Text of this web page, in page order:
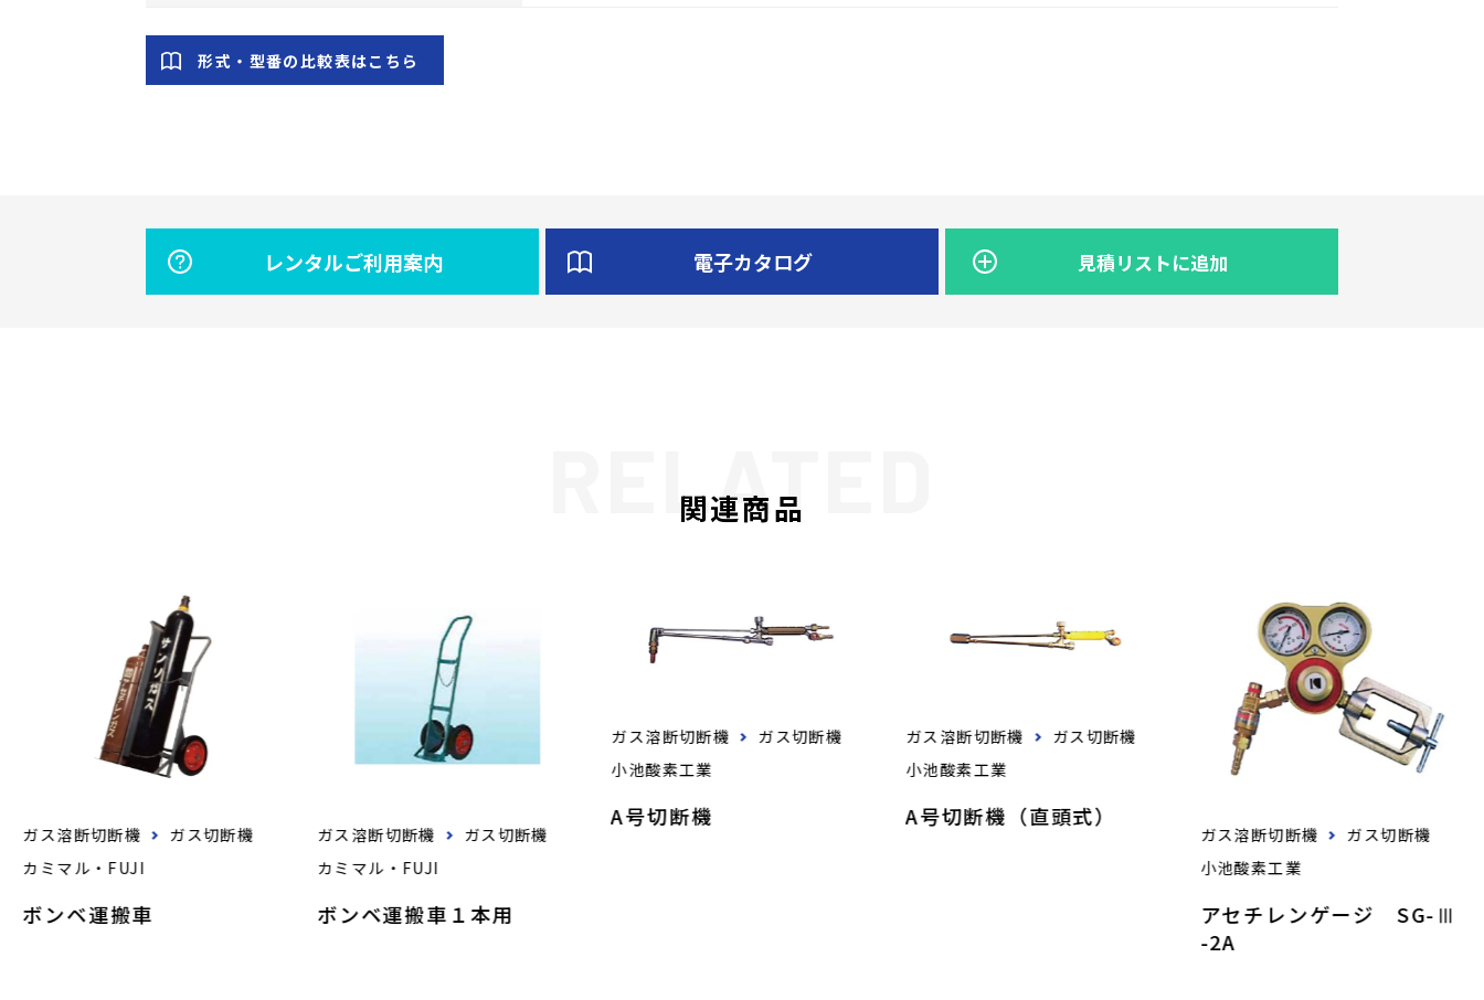
形式・型番の比較表はこちら
レンタルご利用案内 電子カタログ 見積リストに追加
関連商品
ガス溶断切断機
ガス切断機
カミマル・FUJI
ボンベ運搬車
ガス溶断切断機
ガス切断機
カミマル・FUJI
ボンベ運搬車１本用
ガス溶断切断機
ガス切断機
小池酸素工業
A号切断機
ガス溶断切断機
ガス切断機
小池酸素工業
A号切断機（直頭式）
ガス溶断切断機
ガス切断機
小池酸素工業
アセチレンゲージ SG-Ⅲ
-2A